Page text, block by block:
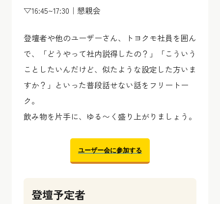
▽16:45~17:30｜懇親会
登壇者や他のユーザーさん、トヨクモ社員を囲ん
で、「どうやって社内説得したの？」「こういう
ことしたいんだけど、似たような設定した方いま
すか？」といった普段話せない話をフリートー
ク。
飲み物を片手に、ゆる〜く盛り上がりましょう。
ユーザー会に参加する
登壇予定者